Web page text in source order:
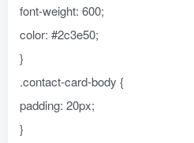
font-weight: 600;
color: #2c3e50;
}
.contact-card-body {
padding: 20px;
}